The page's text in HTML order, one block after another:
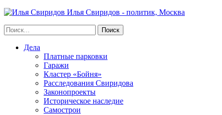
Илья Свиридов - политик, Москва
Дела
Платные парковки
Гаражи
Кластер «Бойня»
Расследования Свиридова
Законопроекты
Историческое наследие
Самострои